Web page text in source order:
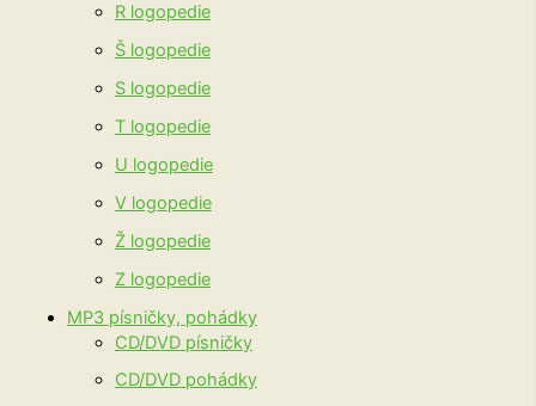
R logopedie
Š logopedie
S logopedie
T logopedie
U logopedie
V logopedie
Ž logopedie
Z logopedie
MP3 písničky, pohádky
CD/DVD písničky
CD/DVD pohádky